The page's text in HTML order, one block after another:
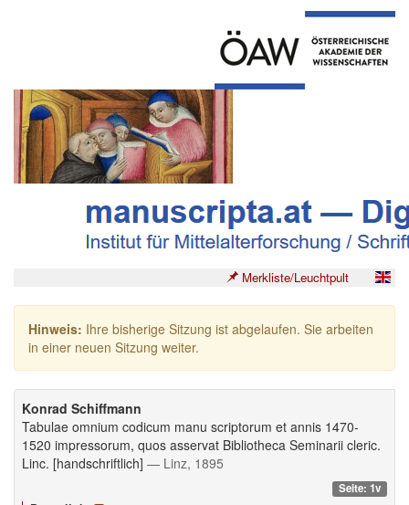
Merkliste/Leuchtpult
Hinweis: Ihre bisherige Sitzung ist abgelaufen. Sie arbeiten
in einer neuen Sitzung weiter.
Konrad Schiffmann
Tabulae omnium codicum manu scriptorum et annis 1470-
1520 impressorum, quos asservat Bibliotheca Seminarii cleric.
Linc. [handschriftlich] — Linz, 1895
Seite: 1v